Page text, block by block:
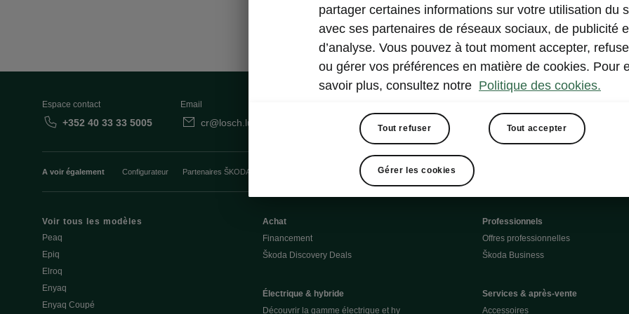
Espace contact
+352 40 33 33 5005
Email
cr@losch.lu Formulaire de contact
A voir également Configurateur Partenaires ŠKODA
Voir tous les modèles
Peaq
Epiq
Elroq
Enyaq
Enyaq Coupé
Achat
Financement
Škoda Discovery Deals
Électrique & hybride
Découvrir la gamme électrique et hy
Professionnels
Offres professionnelles
Škoda Business
Services & après-vente
Accessoires
partager certaines informations sur votre utilisation du
avec ses partenaires de réseaux sociaux, de publicité
d’analyse. Vous pouvez à tout moment accepter,
ou gérer vos préférences en matière de cookies. Pour
savoir plus, consultez notre Politique des cookies.
Tout refuser Tout accepter
Gérer les cookies